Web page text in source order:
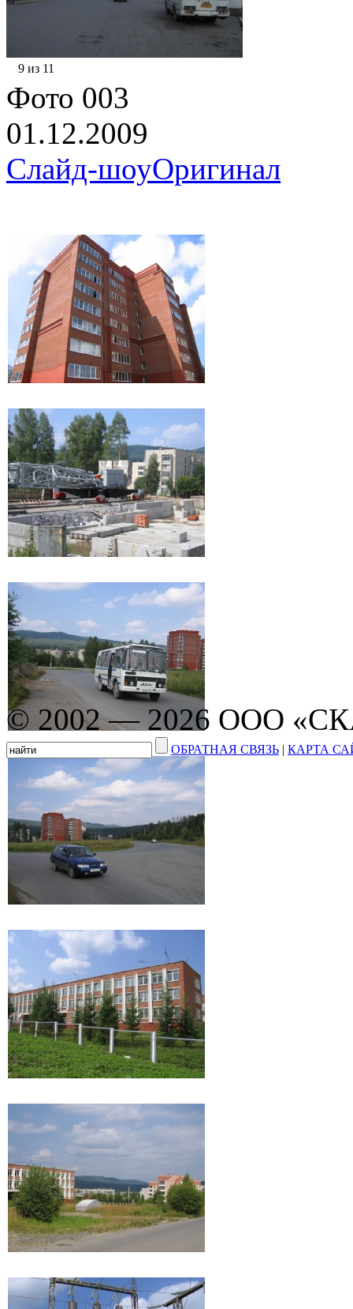
9 из 11
Фото 003
01.12.2009
Слайд-шоуОригинал
© 2002 — 2026 ООО
ОБРАТНАЯ СВЯЗЬ | КАРТА